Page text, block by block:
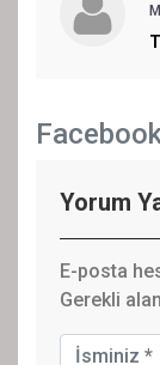
Yorum
E-posta
Gerekli